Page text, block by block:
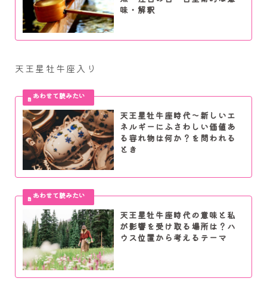
味・解釈
天王星牡牛座入り
天王星牡牛座時代～新しいエ
ネルギーにふさわしい価値あ
る容れ物は何か？を問われる
とき
天王星牡牛座時代の意味と私
が影響を受け取る場所は？ハ
ウス位置から考えるテーマ